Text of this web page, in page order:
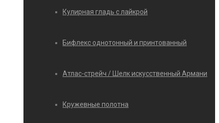
Кулирная гладь с лайкрой
Бифлекс однотонный и принтованный
Атлас-стрейч / Шелк искусственный Армани
Кружевные полотна